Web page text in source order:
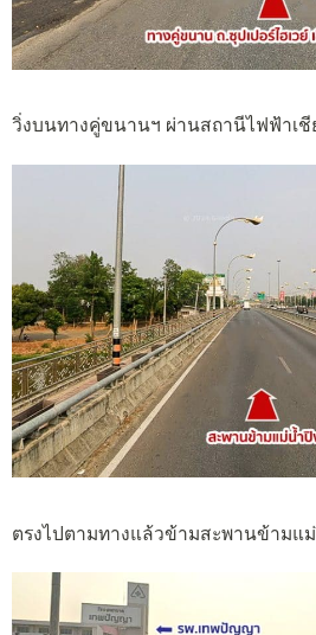
วิ่งบนทางคู่ขนานฯ ผ่านสถานีไฟฟ้าเชี
ตรงไปตามทางแล้วข้ามสะพานข้ามแ